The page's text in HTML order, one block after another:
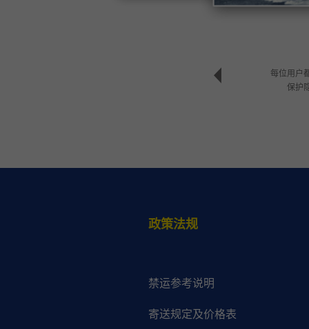
每位用户
保护
政策法规
禁运参考说明
寄送规定及价格表